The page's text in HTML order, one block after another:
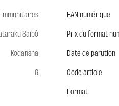
Saibô
Kodansha
6
EAN numérique
Prix du format
Date de parution
Code article
Format